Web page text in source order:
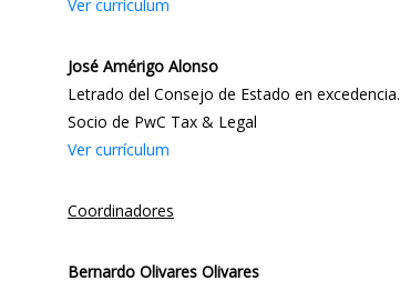
Ver curriculum
José Amérigo Alonso
Letrado del Consejo de Estado en excedencia.
Socio de PwC Tax & Legal
Ver currículum
Coordinadores
Bernardo Olivares Olivares